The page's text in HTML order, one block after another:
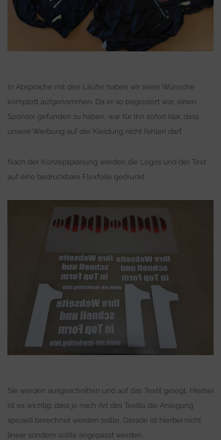
In Absprache mit den Läufer haben wir seine Wünsche
komplett aufgenommen. Da er so begeistert war, einen
Sponsor gefunden zu haben, war für Ihn sofort klar, dass
unsere Werbung auf der Kleidung nicht fehlen darf.
Nach der Konzeptplanung werden die Logos und der Text
auf eine bedruckbare Flexfolie gedruckt.
Sie werden ausgeschnitten und auf das Textil gelegt. Hierbei
ist es wichtig, dass je nach Art des Textils die Anlegung
speziell berechnet werden sollte. Gerade ist hierbei nicht
linear sondern sollte angepasst werden.